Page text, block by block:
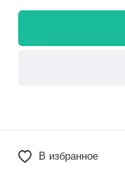
В избранное